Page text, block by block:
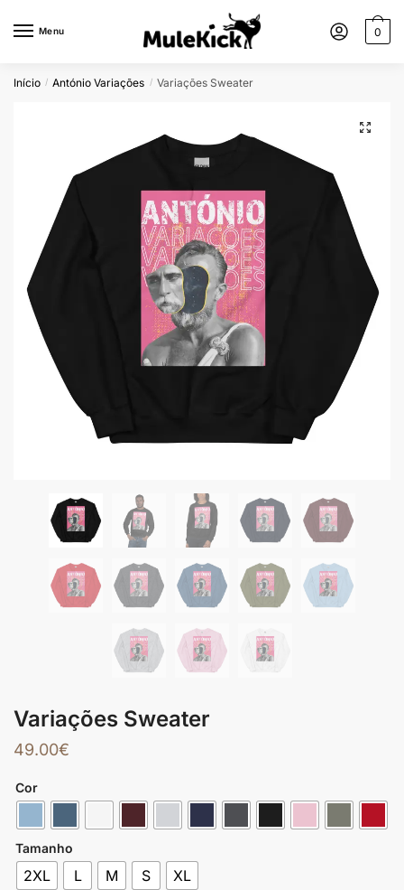
Menu 0
Início / António Variações / Variações Sweater
🔍
Variações Sweater
49.00€
Cor
Tamanho
2XL L M S XL